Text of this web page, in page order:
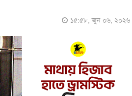
১৫:৫৮, জুন ০৬, ২০২৬